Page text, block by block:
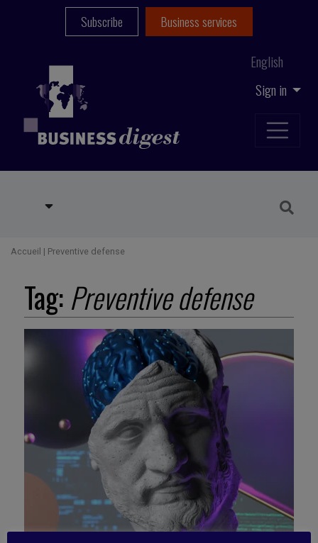
Sign in
English
Subscribe Business services
Accueil | Preventive defense
Tag: Preventive defense